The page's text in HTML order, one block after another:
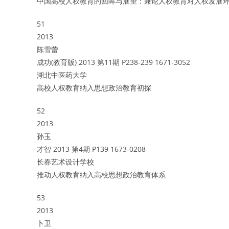
51
2013
陈雪蕾
成功(教育版) 2013 第11期 P238-239 1671-3052
湖北中医药大学
高校人权教育纳入思想政治教育初探
52
2013
孙玉
才智 2013 第4期 P139 1673-0208
长春艺术设计学校
推动人权教育纳入高校思想政治教育体系
53
2013
卜卫